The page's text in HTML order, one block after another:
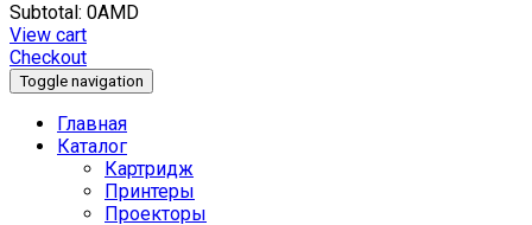
Subtotal: 0AMD
View cart
Checkout
Toggle navigation
Главная
Каталог
Картридж
Принтеры
Проекторы